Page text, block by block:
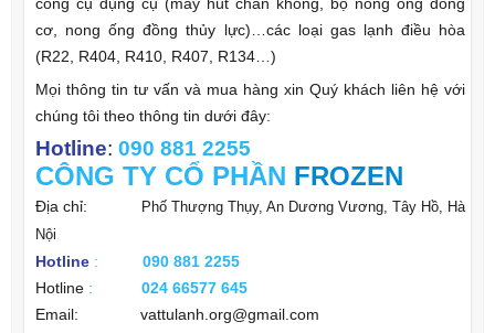
cơ, nong ống đồng thủy lực)…các loại gas lạnh điều hòa
(R22, R404, R410, R407, R134…)
Mọi thông tin tư vấn và mua hàng xin Quý khách liên hệ với
chúng tôi theo thông tin dưới đây:
Hotline: 090 881 2255
CÔNG TYCỔ PHẦN FROZEN
Địa chỉ:
Phố Thượng Thụy, An Dương Vương, Tây Hồ, Hà
Nội
Hotline : 090 881 2255
Hotline : 024 66577 645
Email: vattulanh.org@gmail.com